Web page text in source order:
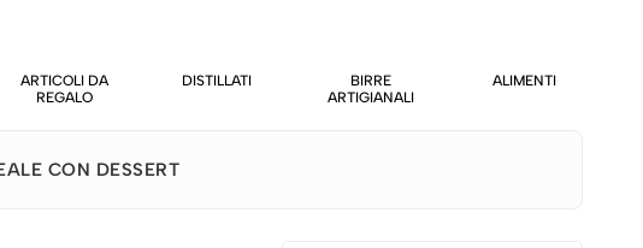
ARTICOLI DA
REGALO
DISTILLATI
BIRRE
ARTIGIANALI
ALIMENTI
CON DESSERT